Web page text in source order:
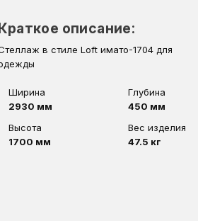
описание:
в стиле Loft имато-1704 для
Ширина
2930 мм
Глубина
450 мм
Высота
1700 мм
Вес изделия
47.5 кг